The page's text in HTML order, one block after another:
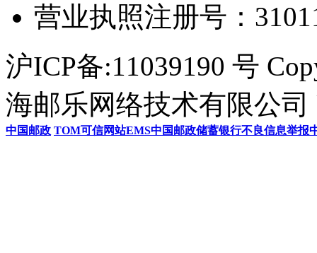
营业执照注册号：
沪ICP备:11039190 号
海邮乐网络技术有限公司
中国邮政 TOM可信网站EMS中国邮政储蓄银行不良信息举报